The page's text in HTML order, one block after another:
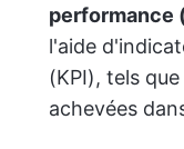
performance
l'aide
(KPI), tels
achevées